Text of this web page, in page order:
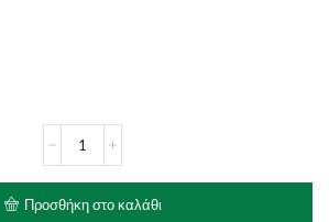
INTEREST
Go
Προσθήκη στο καλάθι